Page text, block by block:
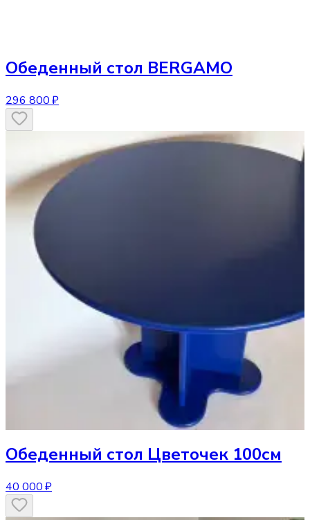
Обеденный стол BERGAMO
296 800 ₽
Обеденный стол Цветочек 100см
40 000 ₽